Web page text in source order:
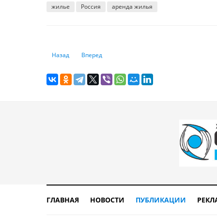
жилье Россия аренда жилья
Предыдущий: Как работает пенсия в России в 2025 году:
Назад Следующий: Залог, депозит и задаток при
Вперед
ГЛАВНАЯ НОВОСТИ ПУБЛИКАЦИИ